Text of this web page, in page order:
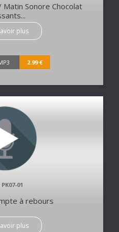
Matin Sonore Chocolat
plus
2.99 €
PK07-01
à rebours
plus